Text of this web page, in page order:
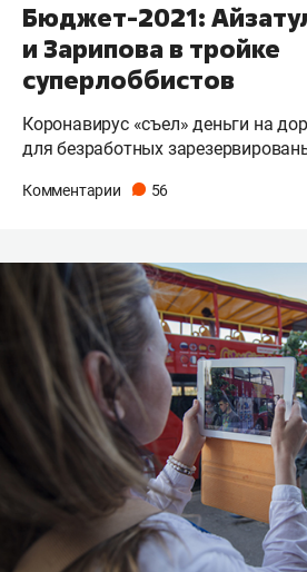
Бюджет-2021:
и Зарипова в тройке
суперлоббистов
Коронавирус «съел» деньги на
для безработных
Комментарии 56